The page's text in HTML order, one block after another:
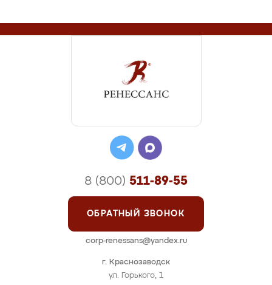
г. Краснозаводск
ул. Горького, 1
8 (800) 511-89-55
ОБРАТНЫЙ ЗВОНОК
corp-renessans@yandex.ru